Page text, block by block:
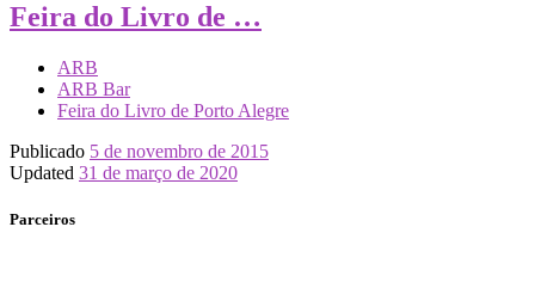
Feira do Livro de …
ARB
ARB Bar
Feira do Livro de Porto Alegre
Publicado 5 de novembro de 2015
Updated 31 de março de 2020
Parceiros